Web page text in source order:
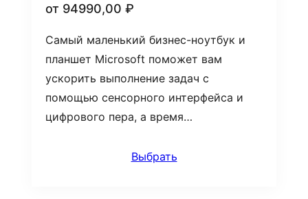
от 94990,00 ₽
Самый маленький бизнес-ноутбук и
планшет Microsoft поможет вам
ускорить выполнение задач с
помощью сенсорного интерфейса и
цифрового пера, а время…
Выбрать